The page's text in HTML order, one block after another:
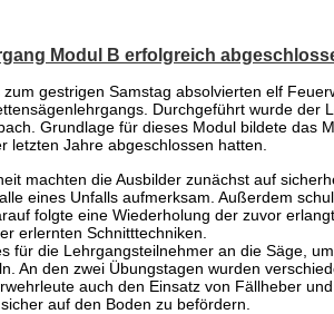
Modul B erfolgreich
gestrigen Samstag absolvierten elf
Durchgeführt wurde der
Grundlage für dieses Modul bildete das
letzten Jahre abgeschlossen hatten.
machten die Ausbilder zunächst auf
eines Unfalls aufmerksam. Außerdem
folgte eine Wiederholung der zuvor
erlernten Schnitttechniken.
für die Lehrgangsteilnehmer an die Säge,
An den zwei Übungstagen wurden
auch den Einsatz von Fällheber
auf den Boden zu befördern.